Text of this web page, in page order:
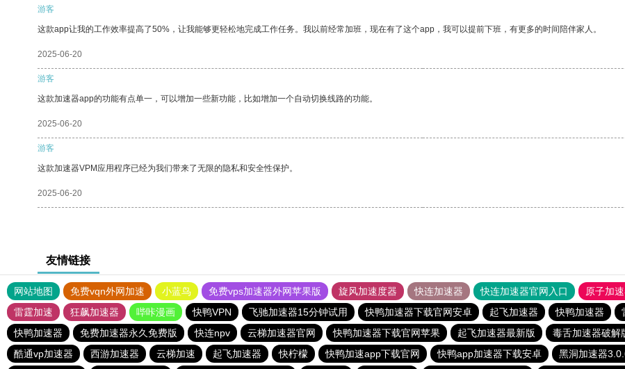
游客
这款app让我的工作效率提高了50%，让我能够更轻松地完成工作任务。我以前经常加班，现在有了这个app，我可以提前下班，有更多的时间陪伴家人。
2025-06-20
游客
这款加速器app的功能有点单一，可以增加一些新功能，比如增加一个自动切换线路的功能。
2025-06-20
游客
这款加速器VPM应用程序已经为我们带来了无限的隐私和安全性保护。
2025-06-20
友情链接
网站地图 免费vqn外网加速 小蓝鸟 免费vps加速器外网苹果版 旋风加速度器 快连加速器 快连加速器官网入口 原子加
雷霆加速
狂飙加速器 哔咔漫画 快鸭VPN 飞驰加速器15分钟试用 快鸭加速器下载官网安卓 起飞加速器 快鸭加速器
快鸭加速器
免费加速器永久免费版 快连npv 云梯加速器官网 快鸭加速器下载官网苹果 起飞加速器最新版 毒舌加速器破解
酷通vp加速器
西游加速器 云梯加速 起飞加速器 快柠檬 快鸭加速app下载官网 快鸭app加速器下载安卓 黑洞加速器